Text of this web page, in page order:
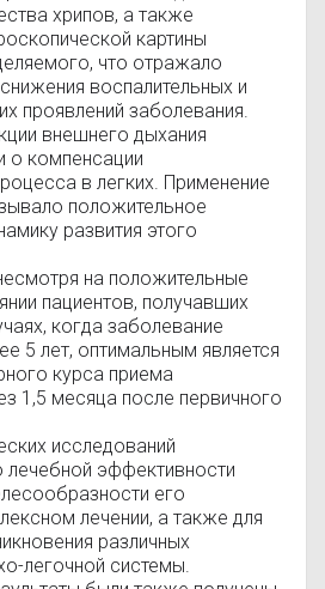
хрипов, а также
картины
что отражало
воспалительных и
проявлений заболевания.
внешнего дыхания
о компенсации
в легких. Применение
положительное
развития этого
на положительные
пациентов, получавших
когда заболевание
5 лет, оптимальным является
курса приема
1,5 месяца после первичного
исследований
лечебной эффективности
его
лечении, а также для
различных
легочной системы.